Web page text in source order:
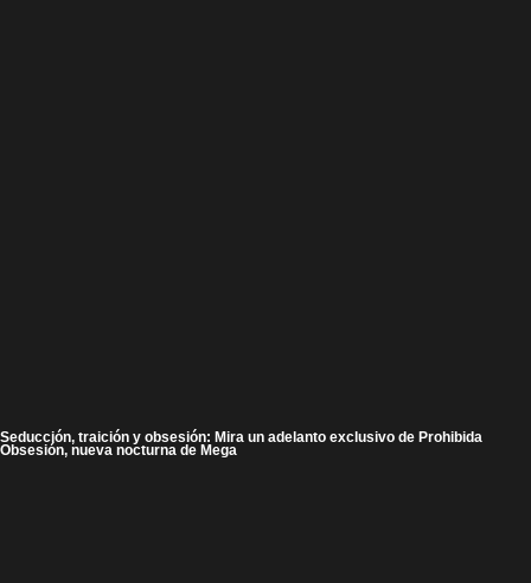
Seducción, traición y obsesión: Mira un adelanto exclusivo de Prohibida
Obsesión, nueva nocturna de Mega